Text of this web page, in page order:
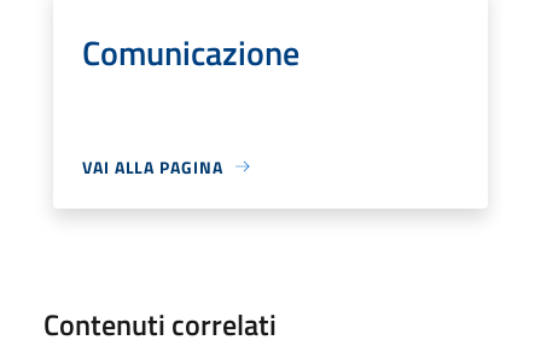
Comunicazione
VAI ALLA PAGINA
Contenuti correlati